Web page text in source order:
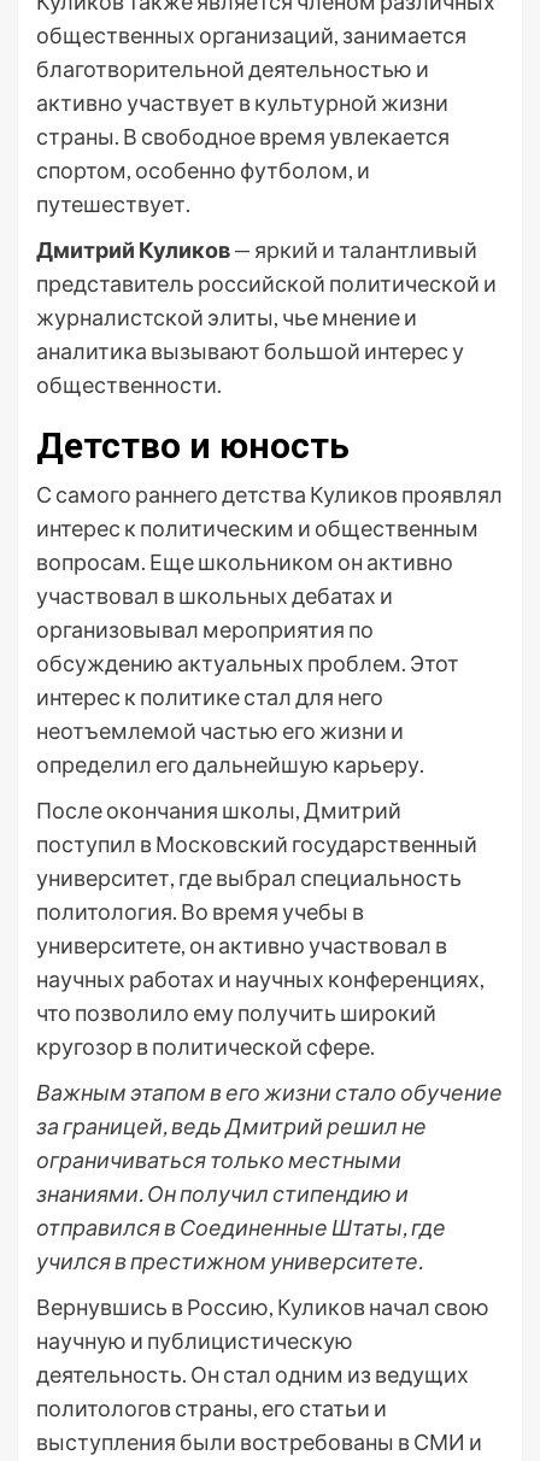
общественных организаций, занимается
благотворительной деятельностью и
активно участвует в культурной жизни
страны. В свободное время увлекается
спортом, особенно футболом, и
путешествует.
Дмитрий Куликов— яркий и талантливый
представитель российской политической и
журналистской элиты, чье мнение и
аналитика вызывают большой интерес у
общественности.
Детство и юность
С самого раннего детства Куликов проявлял
интерес к политическим и общественным
вопросам. Еще школьником он активно
участвовал в школьных дебатах и
организовывал мероприятия по
обсуждению актуальных проблем. Этот
интерес к политике стал для него
неотъемлемой частью его жизни и
определил его дальнейшую карьеру.
После окончания школы, Дмитрий
поступил в Московский государственный
университет, где выбрал специальность
политология. Во время учебы в
университете, он активно участвовал в
научных работах и научных конференциях,
что позволило ему получить широкий
кругозор в политической сфере.
Важным этапом в его жизни стало обучение
за границей, ведь Дмитрий решил не
ограничиваться только местными
знаниями. Он получил стипендию и
отправился в Соединенные Штаты, где
учился в престижном университете.
Вернувшись в Россию, Куликов начал свою
научную и публицистическую
деятельность. Он стал одним из ведущих
политологов страны, его статьи и
выступления были востребованы в СМИ и